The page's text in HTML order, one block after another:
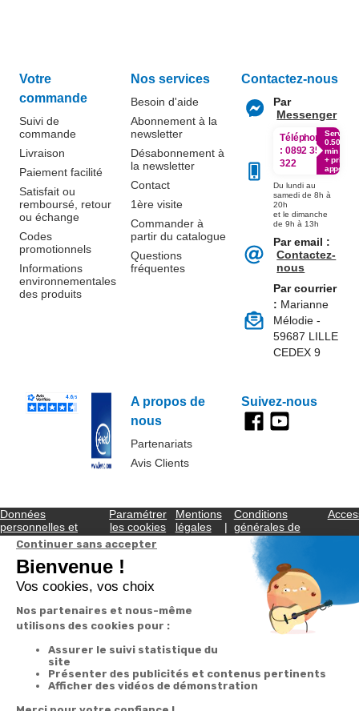
Votre
commande
Suivi de
commande
Livraison
Paiement facilité
Satisfait ou
remboursé, retour
ou échange
Codes
promotionnels
Informations
environnementales
des produits
Nos services
Besoin d'aide
Abonnement à la
newsletter
Désabonnement à
la newsletter
Contact
1ère visite
Commander à
partir du catalogue
Questions
fréquentes
A propos de
nous
Partenariats
Avis Clients
Contactez-nous
Par
Messenger
Téléphone
: 0892 350
322
Service
0.50€ /
min
+ prix
appel
Du lundi au
samedi de 8h à
20h
et le dimanche
de 9h à 13h
Par email :
Contactez-
nous
Par courrier
: Marianne
Mélodie -
59687 LILLE
CEDEX 9
Suivez-nous
Données
personnelles et
cookies
Paramétrer
les cookies
Mentions
légales
Conditions
générales de
vente